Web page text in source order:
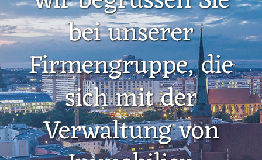
bei unserer
Firmengruppe, die
sich mit der
Verwaltung von